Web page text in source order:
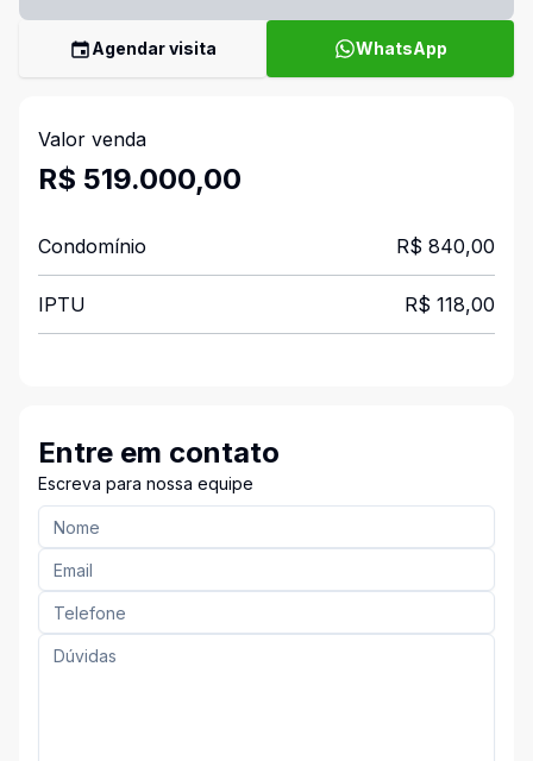
Agendar visita WhatsApp
Valor venda
R$ 519.000,00
Condomínio R$ 840,00
IPTU R$ 118,00
Entre em contato
Escreva para nossa equipe